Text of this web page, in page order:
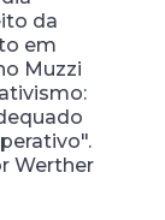
da
em
Muzzi
Werther